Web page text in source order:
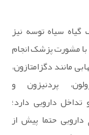
گیاه سیاه توسه نیز
با مشورت پزشک انجام
مانند دگزامتازون،
پردنیزون و
دارویی دارد؛
حتما پیش از